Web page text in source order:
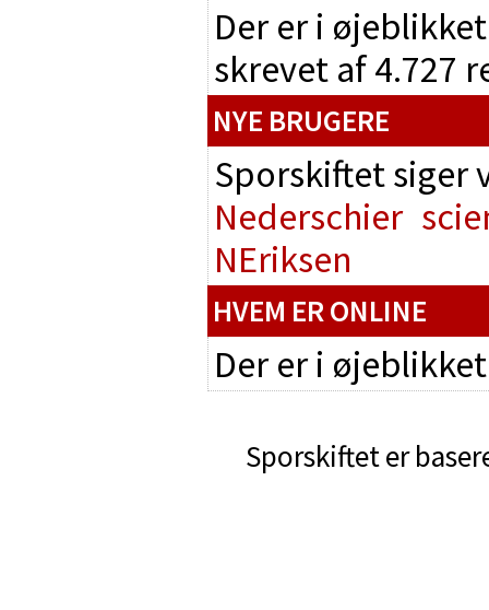
Der er i
skrevet af 4.727
NYE BRUGERE
Sporskiftet
Nederschier
NEriksen
HVEM ER ONLINE
Der er i
Sporskiftet er